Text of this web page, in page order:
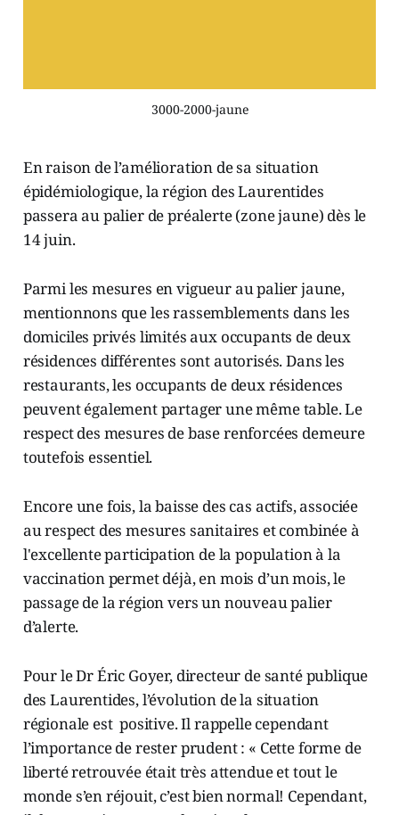
3000-2000-jaune
En raison de l’amélioration de sa situation
épidémiologique, la région des Laurentides
passera au palier de préalerte (zone jaune) dès le
14 juin.
Parmi les mesures en vigueur au palier jaune,
mentionnons que les rassemblements dans les
domiciles privés limités aux occupants de deux
résidences différentes sont autorisés. Dans les
restaurants, les occupants de deux résidences
peuvent également partager une même table. Le
respect des mesures de base renforcées demeure
toutefois essentiel.
Encore une fois, la baisse des cas actifs, associée
au respect des mesures sanitaires et combinée à
l'excellente participation de la population à la
vaccination permet déjà, en mois d’un mois, le
passage de la région vers un nouveau palier
d’alerte.
Pour le Dr Éric Goyer, directeur de santé publique
des Laurentides, l’évolution de la situation
régionale est positive. Il rappelle cependant
l’importance de rester prudent : « Cette forme de
liberté retrouvée était très attendue et tout le
monde s’en réjouit, c’est bien normal! Cependant,